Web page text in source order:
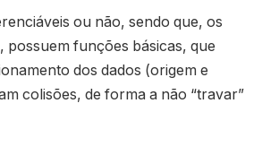
ou não, sendo que, os
possuem funções básicas, que
dos dados (origem e
colisões, de forma a não “travar”